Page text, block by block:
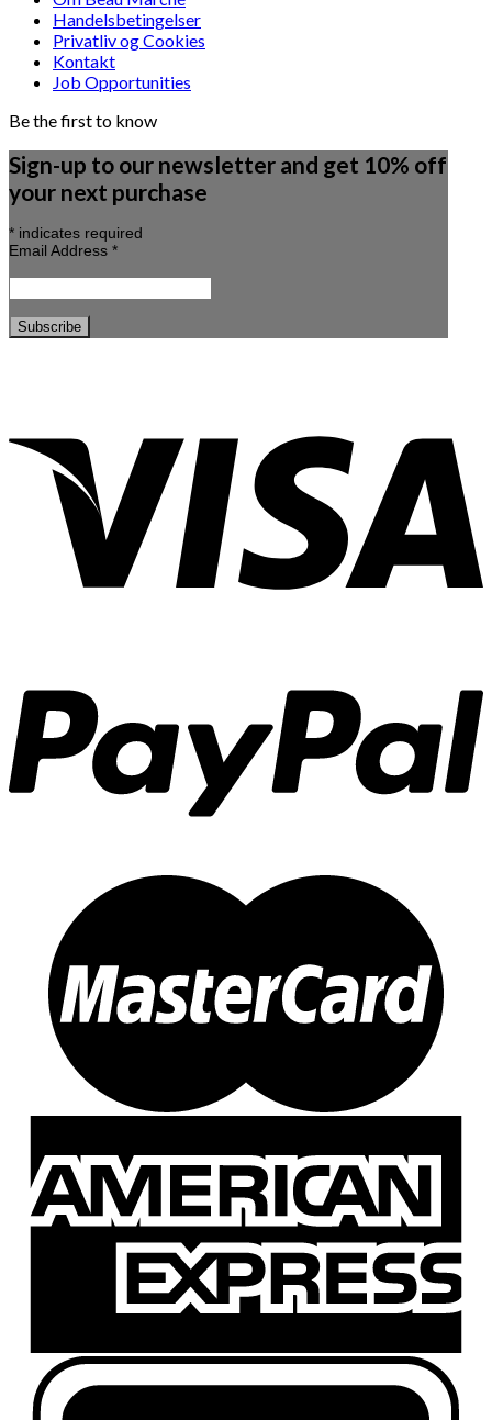
Handelsbetingelser
Privatliv og Cookies
Kontakt
Job Opportunities
Be the first to know
Sign-up to our newsletter and get 10% off
your next purchase
* indicates required
Email Address *